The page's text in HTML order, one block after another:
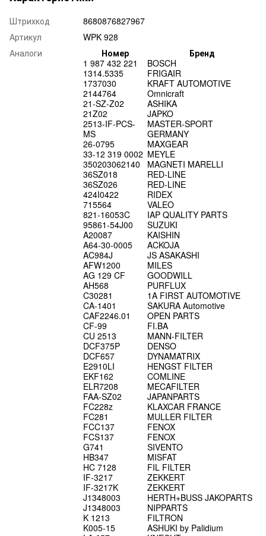
Штрихкод
8680876827967
Артикул
WPK 928
Аналоги
Номер
Бренд
1 987 432 221
BOSCH
1314.5335
FRIGAIR
1737030
KRAFT AUTOMOTIVE
2144764
Omnicraft
21-SZ-Z02
ASHIKA
21Z02
JAPKO
2513-IF-PCS-
MS
MASTER-SPORT
GERMANY
26-0795
MAXGEAR
33-12 319 0002 MEYLE
350203062140
MAGNETI MARELLI
36SZ018
RED-LINE
36SZ026
RED-LINE
424I0422
RIDEX
715564
VALEO
821-16053C
IAP QUALITY PARTS
95861-54J00
SUZUKI
A20087
KAISHIN
A64-30-0005
ACKOJA
AC984J
JS ASAKASHI
AFW1200
MILES
AG 129 CF
GOODWILL
AH568
PURFLUX
C30281
1A FIRST AUTOMOTIVE
CA-1401
SAKURA Automotive
CAF2246.01
OPEN PARTS
CF-99
FI.BA
CU 2513
MANN-FILTER
DCF375P
DENSO
DCF657
DYNAMATRIX
E2910LI
HENGST FILTER
EKF162
COMLINE
ELR7208
MECAFILTER
FAA-SZ02
JAPANPARTS
FC228z
KLAXCAR FRANCE
FC281
MULLER FILTER
FCC137
FENOX
FCS137
FENOX
G741
SIVENTO
HB347
MISFAT
HC 7128
FIL FILTER
IF-3217
ZEKKERT
IF-3217K
ZEKKERT
J1348003
HERTH+BUSS JAKOPARTS
J1348003
NIPPARTS
K 1213
FILTRON
K005-15
ASHUKI by Palidium